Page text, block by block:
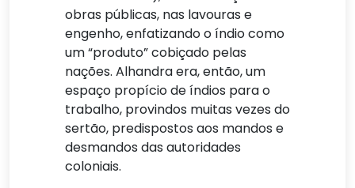
obras públicas, nas lavouras e
engenho, enfatizando o índio como
um “produto” cobiçado pelas
nações. Alhandra era, então, um
espaço propício de índios para o
trabalho, provindos muitas vezes do
sertão, predispostos aos mandos e
desmandos das autoridades
coloniais.